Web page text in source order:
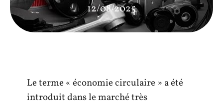
12/08/2025
Le terme « économie circulaire » a été
introduit dans le marché très